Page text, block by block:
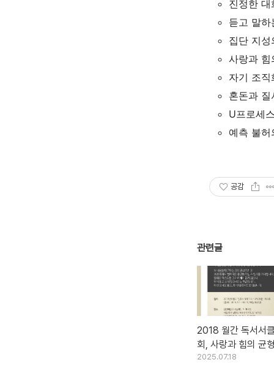
진정한
듣고 말
집단 지
사랑과 힘
자기 조
혼돈과
U프로세
예측 불
공감
관련글
2018 월간 독서서
회, 사랑과 힘의 균
기 (2018.8.21)
2025.07.18